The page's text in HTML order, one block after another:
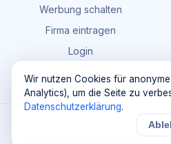
Werbung schalten
Firma eintragen
Login
Maik Möhring Media ·
Firmendaten teils ©
Wir nutzen Cookies für
Analytics), um die Seite zu
Datenschutzerklärung.